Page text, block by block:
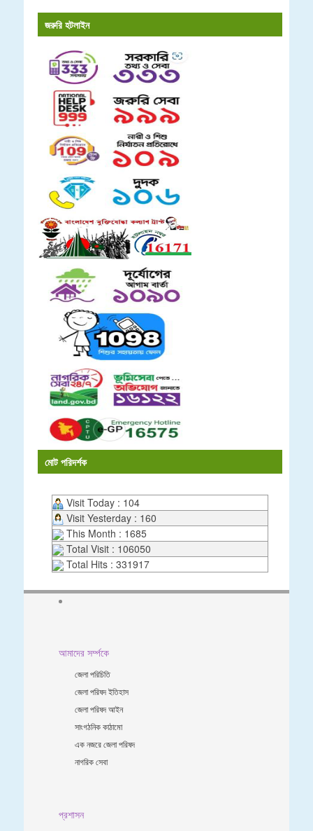
জরুরি হটলাইন
মোট পরিদর্শক
Visit Today : 104
Visit Yesterday : 160
This Month : 1685
Total Visit : 106050
Total Hits : 331917
আমাদের সর্ম্পকে
জেলা পরিচিতি
জেলা পরিষদ ইতিহাস
জেলা পরিষদ আইন
সাংগঠনিক কাঠামো
এক নজরে জেলা পরিষদ
নাগরিক সেবা
প্রশাসন